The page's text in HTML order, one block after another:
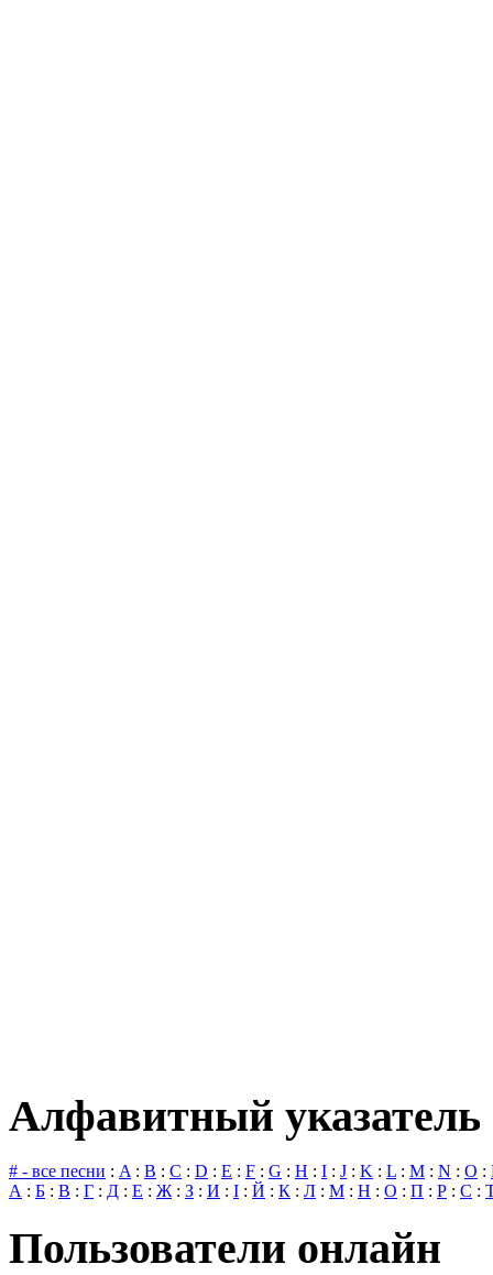
Алфавитный указатель
# - все песни : A: B : C : D : E : F : G : H : I : J : K : L : M : N : O :
А : Б : В : Г : Д : Е : Ж: З : И : І : Й : К : Л : М : Н : О : П : Р : С :
Пользователи онлайн